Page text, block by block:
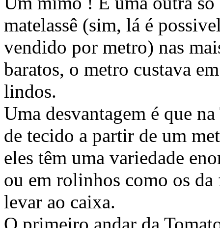
matelassê (sim, lá é
vendido por metro) nas
baratos, o metro custava
lindos.
Uma desvantagem é que
de tecido a partir de um
eles têm uma variedade
ou em rolinhos como os
levar ao caixa.